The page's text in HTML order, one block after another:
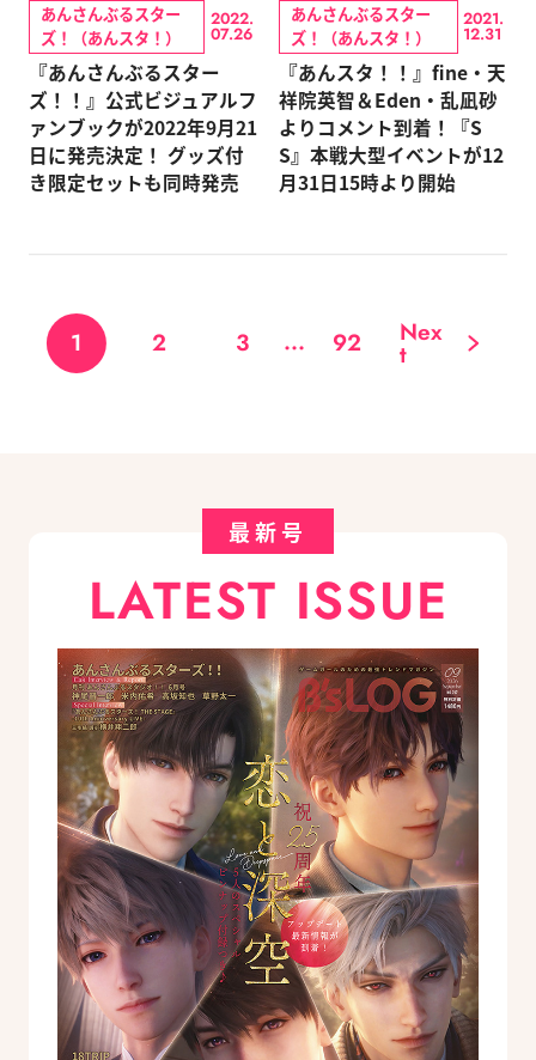
あんさんぶるスター
ズ！（あんスタ！）
2022.
07.26
『あんさんぶるスター
ズ！！』公式ビジュアルフ
ァンブックが2022年9月21
日に発売決定！ グッズ付
き限定セットも同時発売
あんさんぶるスター
ズ！（あんスタ！）
2021.
12.31
『あんスタ！！』fine・天
祥院英智＆Eden・乱凪砂
よりコメント到着！『S
S』本戦大型イベントが12
月31日15時より開始
1 2 3 ... 92 Nex
t
最新号
LATEST ISSUE